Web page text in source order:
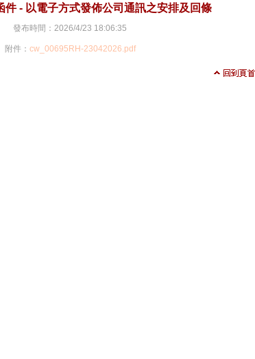
件 - 以電子方式發佈公司通訊之安排及回條
發布時間：2026/4/23 18:06:35
附件： cw_00695RH-23042026.pdf